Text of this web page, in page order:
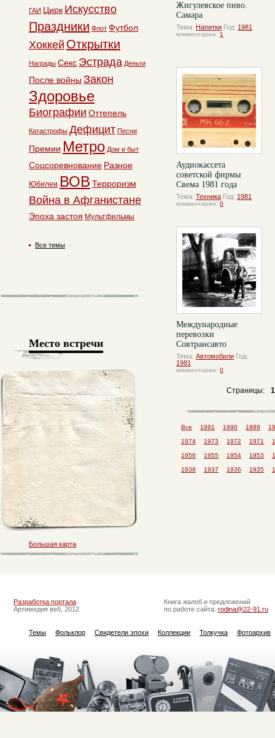
Жигулевское пиво.
Самара
Тема: Напитки Год: 1981
комментарии: 1
Аудиокассета
советской фирмы
Свема 1981 года
Тема: Техника Год: 1981
комментарии: 0
Международные
перевозки
Совтрансавто
Тема: Автомобили Год:
1981
комментарии: 0
Страницы: 1
Все 1991 1990 1989
1974 1973 1972 1971
1956 1955 1954 1953
1938 1937 1936 1935
ГАИ Цирк Искусство
Праздники Флот Футбол
Хоккей Открытки
Награды Секс Эстрада Деньги
После войны Закон
Здоровье
Биографии Оттепель
Катастрофы Дефицит Песни
Премии Метро Дом и быт
Соцсоревнование Разное
Юбилеи ВОВ Терроризм
Война в Афганистане
Эпоха застоя Мультфильмы
Все темы
Место встречи
Большая карта
Разработка портала
Артимедия веб, 2012
Книга жалоб и предложений
по работе сайта: rodina@22-91.ru
Темы Фольклор Свидетели эпохи Коллекции Толкучка Фотоархив